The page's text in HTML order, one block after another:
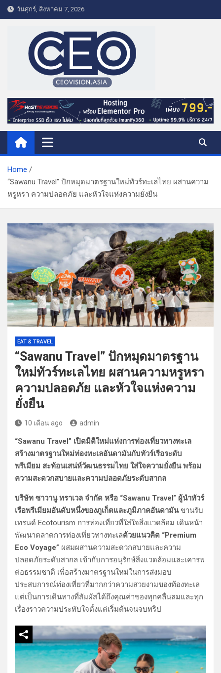
k
e
t
วันศุกร์, สิงหาคม 7, 2026
CEO VISION.ASIA
Business & Lifestyle
Home
“Sawanu Travel” ปักหมุดมาตรฐานใหม่ทัวร์ทะเลไทย ผสานความ
หรูหรา ความปลอดภัย และหัวใจแห่งความยั่งยืน
EAT & TRAVEL
“Sawanu Travel” ปักหมุดมาตรฐาน
ใหม่ทัวร์ทะเลไทย ผสานความหรูหรา
ความปลอดภัย และหัวใจแห่งความ
ยั่งยืน
10 เดือน ago admin
“Sawanu Travel” เปิดมิติใหม่แห่งการท่องเที่ยวทางทะเล
สร้างมาตรฐานใหม่ท่องทะเลอันดามันกับทัวร์เรือระดับ
พรีเมียม สะท้อนเสน่ห์วัฒนธรรมไทย ใส่ใจความยั่งยืน พร้อม
ความสะดวกสบายและความปลอดภัยระดับสากล
บริษัท ซาวานู ทราเวล จำกัด หรือ “Sawanu Travel” ผู้นำทัวร์
เรือพรีเมียมอันดับหนึ่งของภูเก็ตและภูมิภาคอันดามันขานรับ
เทรนด์ Ecotourism การท่องเที่ยวที่ใส่ใจสิ่งแวดล้อม เดินหน้า
พัฒนาตลาดการท่องเที่ยวทางทะเลด้วยแนวคิด “Premium
Eco Voyage” ผสมผสานความสะดวกสบายและความ
ปลอดภัยระดับสากล เข้ากับการอนุรักษ์สิ่งแวดล้อมและเคารพ
ต่อธรรมชาติ เพื่อสร้างมาตรฐานใหม่ในการส่งมอบ
ประสบการณ์ท่องเที่ยวที่มากกว่าความสวยงามของท้องทะเล
แต่เป็นการเดินทางที่สัมผัสได้ถึงคุณค่าของทุกคลื่นลมและทุก
เรื่องราวความประทับใจตั้งแต่เริ่มต้นจนจบทริป